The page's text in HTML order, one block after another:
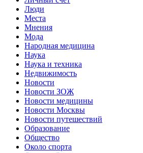
Люди
Места
Мнения
Мода
Народная медицина
Наука
Наука и техника
Недвижимость
Новости
Новости ЗОЖ
Новости медицины
Новости Москвы
Новости путешествий
Образование
Общество
Около спорта